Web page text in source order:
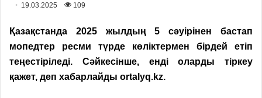
19.03.2025 109
Қазақстанда 2025 жылдың 5 сәуірінен бастап
мопедтер ресми түрде көліктермен бірдей етіп
теңестіріледі. Сәйкесінше, енді оларды тіркеу
қажет, деп хабарлайды ortalyq.kz.